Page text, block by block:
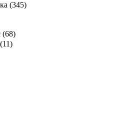
(345)
(68)
(11)